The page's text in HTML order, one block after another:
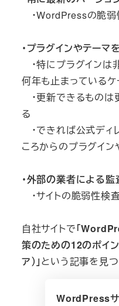
・WordPressの脆
・プラグインやテーマ
・特にプラグインは
何年も止まっている
・更新できるものは
る
・できれば公式ディ
ころからのプラグイ
・外部の業者による
・サイトの脆弱性検
自社サイトで「
策のための12のポイン
ア）」という記事を見
WordPressサ